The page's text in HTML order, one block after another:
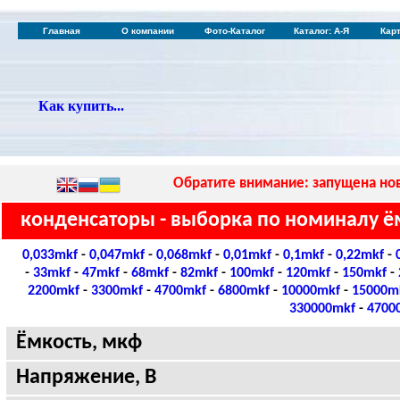
Главная О компании Фото-Каталог Каталог: А-Я
Как купить...
Обратите внимание: запущена
конденсаторы - выборка по номиналу
0,033mkf - 0,047mkf - 0,068mkf - 0,01mkf - 0,1mkf - 0,22mkf -
- 33mkf - 47mkf - 68mkf - 82mkf - 100mkf - 120mkf - 150mkf -
2200mkf - 3300mkf - 4700mkf - 6800mkf - 10000mkf -
330000mkf-
Ёмкость, мкф
Напряжение, В